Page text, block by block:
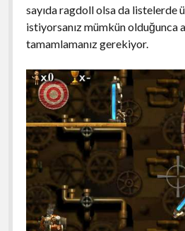
sayıda ragdoll olsa da listelerde
istiyorsanız mümkün olduğunca
tamamlamanız gerekiyor.